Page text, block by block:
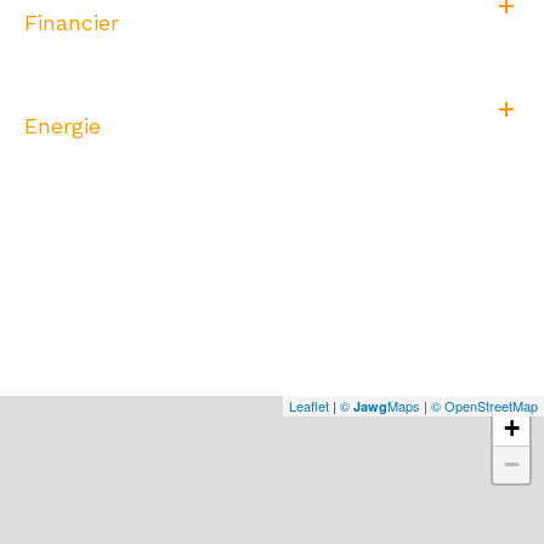
Financier
Energie
+
−
Leaflet | © JawgMaps | © OpenStreetMap